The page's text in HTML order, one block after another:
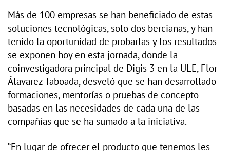
Más de 100 empresas se han beneficiado de estas
soluciones tecnológicas, solo dos bercianas, y han
tenido la oportunidad de probarlas y los resultados
se exponen hoy en esta jornada, donde la
coinvestigadora principal de Digis 3 en la ULE, Flor
Álavarez Taboada, desveló que se han desarrollado
formaciones, mentorías o pruebas de concepto
basadas en las necesidades de cada una de las
compañías que se ha sumado a la iniciativa.
“En lugar de ofrecer el producto que tenemos les